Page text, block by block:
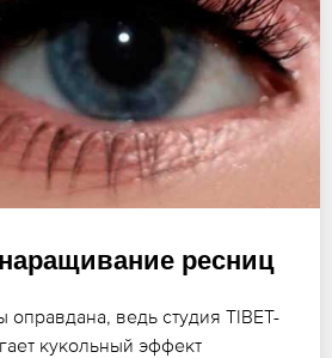
ресниц
оправдана, ведь студия TIBET-
кукольный эффект